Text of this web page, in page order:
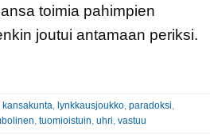
toimia pahimpien
joutui antamaan periksi.
kansakunta, lynkkausjoukko, paradoksi,
, tuomioistuin, uhri, vastuu